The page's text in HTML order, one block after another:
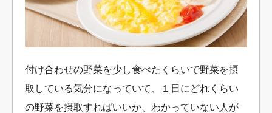
付け合わせの野菜を少し食べたくらいで野菜を摂
取している気分になっていて、１日にどれくらい
の野菜を摂取すればいいか、わかっていない人が